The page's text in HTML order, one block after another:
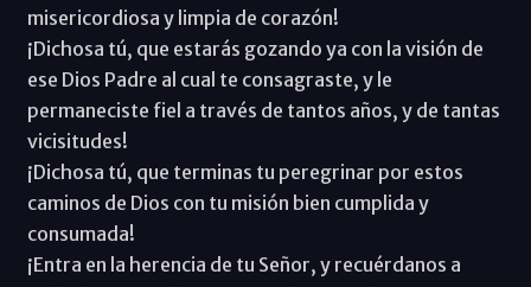
misericordiosa y limpia de corazón!
¡Dichosa tú, que estarás gozando ya con la visión de
ese Dios Padre al cual te consagraste, y le
permaneciste fiel a través de tantos años, y de tantas
vicisitudes!
¡Dichosa tú, que terminas tu peregrinar por estos
caminos de Dios con tu misión bien cumplida y
consumada!
¡Entra en la herencia de tu Señor, y recuérdanos a